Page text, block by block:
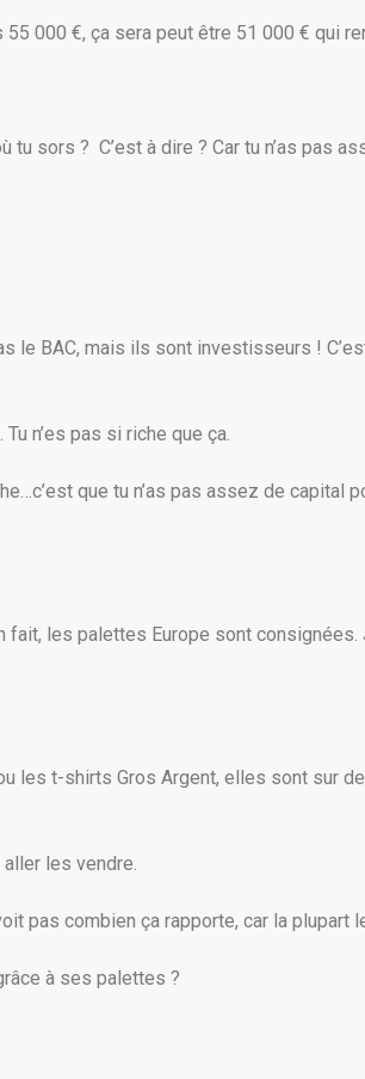
000 €, ça sera peut être 51 000 € qui
sors ? C’est à dire ? Car tu n’as pas
le BAC, mais ils sont investisseurs !
n’es pas si riche que ça.
que tu n’as pas assez de capital
fait, les palettes Europe sont
les t-shirts Gros Argent, elles sont sur
les vendre.
pas combien ça rapporte, car la plupart
à ses palettes ?